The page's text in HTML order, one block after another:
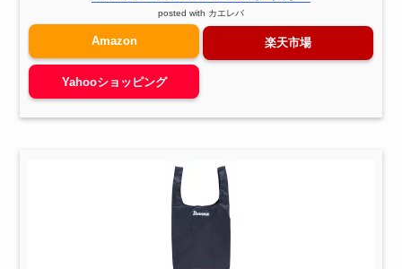
posted with カエレバ
Amazon 楽天市場
Yahooショッピング